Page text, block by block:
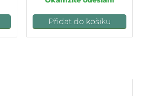
Přidat do košíku